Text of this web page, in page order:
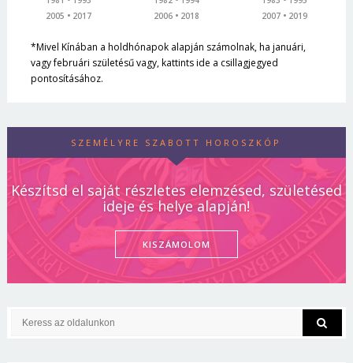
2005
2017
2006
2018
2007
2019
*Mivel Kínában a holdhónapok alapján számolnak, ha januári,
vagy februári születésű vagy, kattints ide a csillagjegyed
pontosításához.
SZEMÉLYRE SZABOTT HOROSZKÓP
Készítsd el saját részletes elemzésed, születésed
ideje és helye alapján!
KISZÁMOLOM